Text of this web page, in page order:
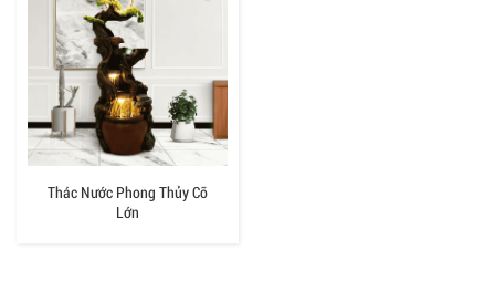
Thác Nước Phong Thủy Cỡ
Lớn